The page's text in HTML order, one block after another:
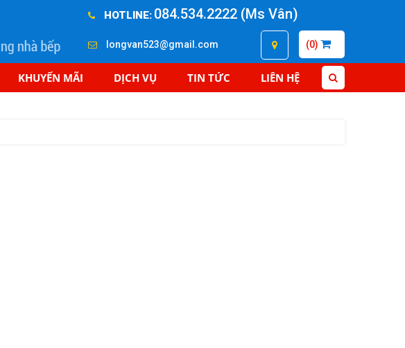
HOTLINE: 084.534.2222 (Ms Vân)
longvan523@gmail.com (0)
KHUYẾN MÃI DỊCH VỤ TIN TỨC LIÊN HỆ